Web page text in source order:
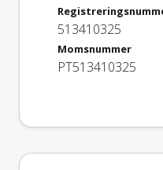
513410325
Momsnummer
PT513410325